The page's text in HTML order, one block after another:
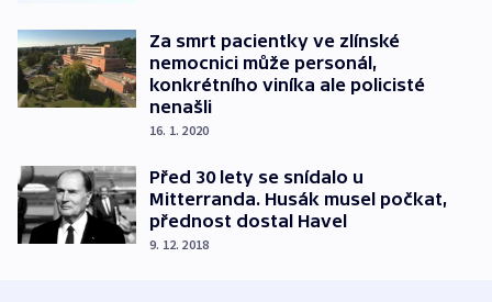
Za smrt pacientky ve zlínské
nemocnici může personál,
konkrétního viníka ale policisté
nenašli
16. 1. 2020
Před 30 lety se snídalo u
Mitterranda. Husák musel počkat,
přednost dostal Havel
9. 12. 2018